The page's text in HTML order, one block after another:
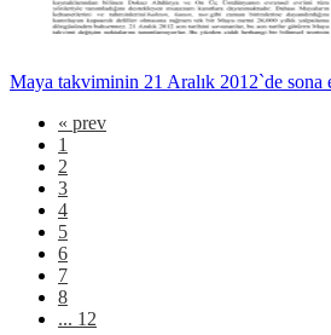
Maya takviminin 21 Aralık 2012`de sona
« prev
1
2
3
4
5
6
7
8
... 12